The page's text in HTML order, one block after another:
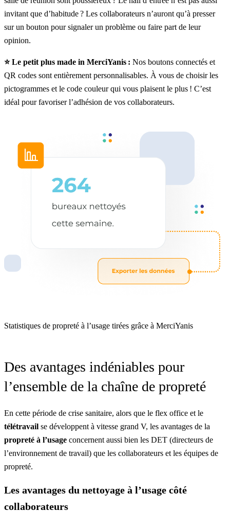
invitant que d’habitude ? Les collaborateurs n’auront qu’à presser
sur un bouton pour signaler un problème ou faire part de leur
opinion.
⭐️ Le petit plus made in MerciYanis : Nos boutons connectés et
QR codes sont entièrement personnalisables. À vous de choisir les
pictogrammes et le code couleur qui vous plaisent le plus ! C’est
idéal pour favoriser l’adhésion de vos collaborateurs.
Statistiques de propreté à l’usage tirées grâce à MerciYanis
Des avantages indéniables pour
l’ensemble de la chaîne de propreté
En cette période de crise sanitaire, alors que le flex office et le
télétravail se développent à vitesse grand V, les avantages de la
propreté à l’usage concernent aussi bien les DET (directeurs de
l’environnement de travail) que les collaborateurs et les équipes de
propreté.
Les avantages du nettoyage à l’usage côté
collaborateurs